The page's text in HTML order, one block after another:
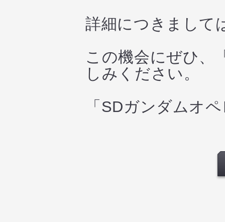
詳細につきまして
この機会にぜひ、
しみください。
「SDガンダムオ